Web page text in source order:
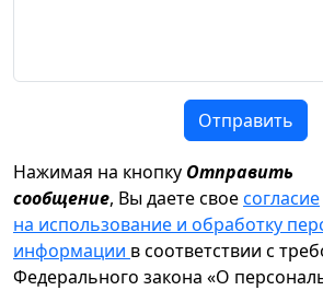
Отправить
Нажимая на кнопку Отправить
сообщение, Вы даете своесогласие
на использование и обработку
информации в соответствии с
Федерального закона «О